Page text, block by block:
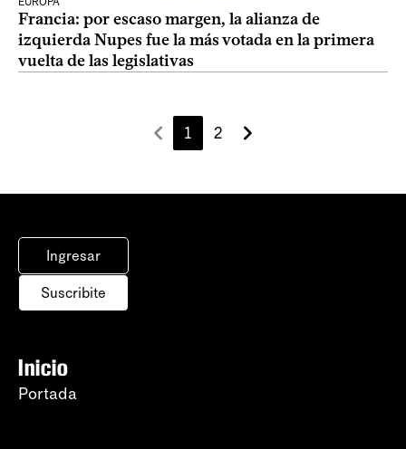
Francia: por escaso margen, la alianza de
izquierda Nupes fue la más votada en la primera
vuelta de las legislativas
1 2
Ingresar
Suscribite
Inicio
Portada